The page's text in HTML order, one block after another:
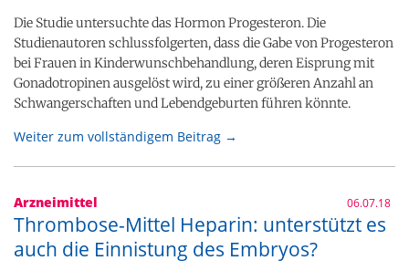
Die Studie untersuchte das Hormon Progesteron. Die
Studienautoren schlussfolgerten, dass die Gabe von Progesteron
bei Frauen in Kinderwunschbehandlung, deren Eisprung mit
Gonadotropinen ausgelöst wird, zu einer größeren Anzahl an
Schwangerschaften und Lebendgeburten führen könnte.
Weiter zum vollständigem Beitrag →
Arzneimittel 06.07.18
Thrombose-Mittel Heparin: unterstützt es
auch die Einnistung des Embryos?